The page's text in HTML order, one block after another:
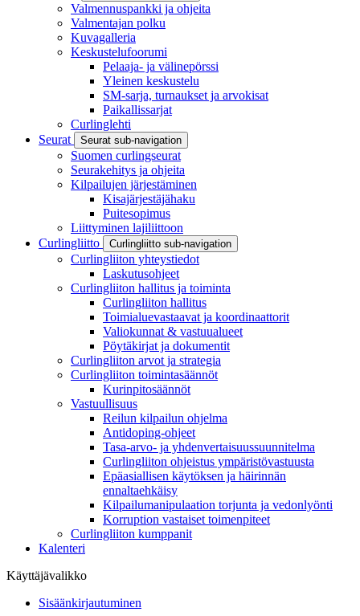
Valmennuspankki ja ohjeita
Valmentajan polku
Kuvagalleria
Keskustelufoorumi
Pelaaja- ja välinepörssi
Yleinen keskustelu
SM-sarja, turnaukset ja arvokisat
Paikallissarjat
Curlinglehti
Seurat
Seurat sub-navigation
Suomen curlingseurat
Seurakehitys ja ohjeita
Kilpailujen järjestäminen
Kisajärjestäjähaku
Puitesopimus
Liittyminen lajiliittoon
Curlingliitto
Curlingliitto sub-navigation
Curlingliiton yhteystiedot
Laskutusohjeet
Curlingliiton hallitus ja toiminta
Curlingliiton hallitus
Toimialuevastaavat ja koordinaattorit
Valiokunnat & vastuualueet
Pöytäkirjat ja dokumentit
Curlingliiton arvot ja strategia
Curlingliiton toimintasäännöt
Kurinpitosäännöt
Vastuullisuus
Reilun kilpailun ohjelma
Antidoping-ohjeet
Tasa-arvo- ja yhdenvertaisuussuunnitelma
Curlingliiton ohjeistus ympäristövastuusta
Epäasiallisen käytöksen ja häirinnän
ennaltaehkäisy
Kilpailumanipulaation torjunta ja vedonlyönti
Korruption vastaiset toimenpiteet
Curlingliiton kumppanit
Kalenteri
Käyttäjävalikko
Sisäänkirjautuminen